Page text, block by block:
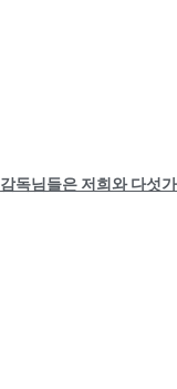
감독님들은 저희와 다섯